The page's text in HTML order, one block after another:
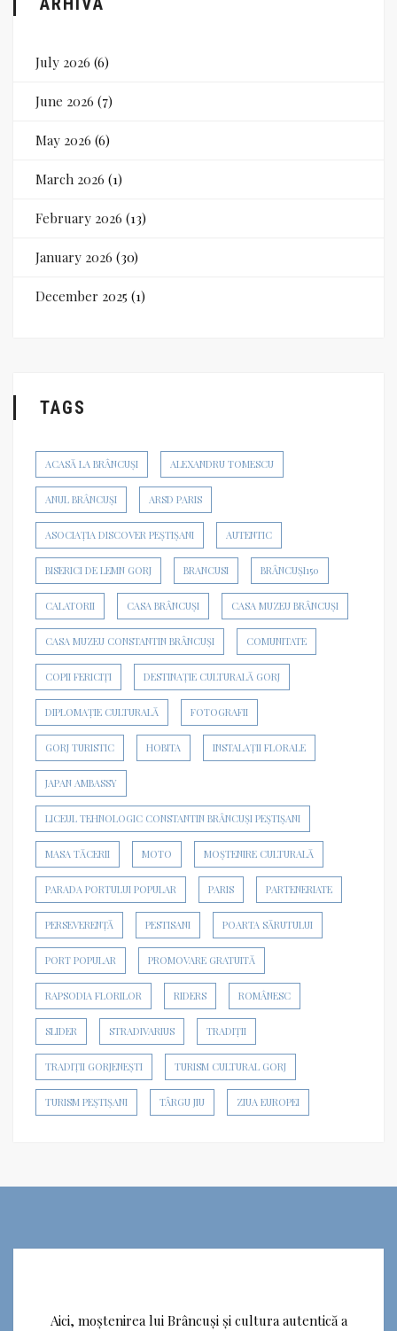
July 2026 (6)
June 2026 (7)
May 2026 (6)
March 2026 (1)
February 2026 (13)
January 2026 (30)
December 2025 (1)
TAGS
ACASĂ LA BRÂNCUȘI ALEXANDRU TOMESCU
ANUL BRÂNCUȘI ARSD PARIS
ASOCIAȚIA DISCOVER PEȘTIȘANI AUTENTIC
BISERICI DE LEMN GORJ BRANCUSI BRÂNCUȘI150
CALATORII CASA BRÂNCUȘI CASA MUZEU BRÂNCUȘI
CASA MUZEU CONSTANTIN BRÂNCUȘI COMUNITATE
COPII FERICIȚI DESTINAȚIE CULTURALĂ GORJ
DIPLOMAȚIE CULTURALĂ FOTOGRAFII
GORJ TURISTIC HOBITA INSTALAȚII FLORALE
JAPAN AMBASSY
LICEUL TEHNOLOGIC CONSTANTIN BRÂNCUȘI PEȘTIȘANI
MASA TĂCERII MOTO MOȘTENIRE CULTURALĂ
PARADA PORTULUI POPULAR PARIS PARTENERIATE
PERSEVERENȚĂ PESTISANI POARTA SĂRUTULUI
PORT POPULAR PROMOVARE GRATUITĂ
RAPSODIA FLORILOR RIDERS ROMÂNESC
SLIDER STRADIVARIUS TRADIȚII
TRADIȚII GORJENEȘTI TURISM CULTURAL GORJ
TURISM PEȘTIȘANI TÂRGU JIU ZIUA EUROPEI
Aici, moștenirea lui Brâncuși și cultura autentică a